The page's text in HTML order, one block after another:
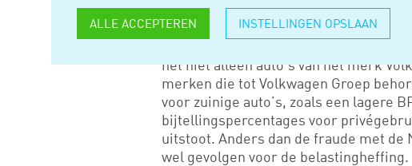
ALLE ACCEPTEREN INSTELLINGEN OPSLAAN
Nadat eerder bekend was geworden
de NOx-uitstoot van dieselauto’s, is
heeft gerommeld met de CO2-
het niet alleen auto's van het merk
merken die tot Volkwagen Groep
voor zuinige auto’s, zoals een lagere
bijtellingspercentages voor
uitstoot. Anders dan de fraude met
wel gevolgen voor de belastingheffing.